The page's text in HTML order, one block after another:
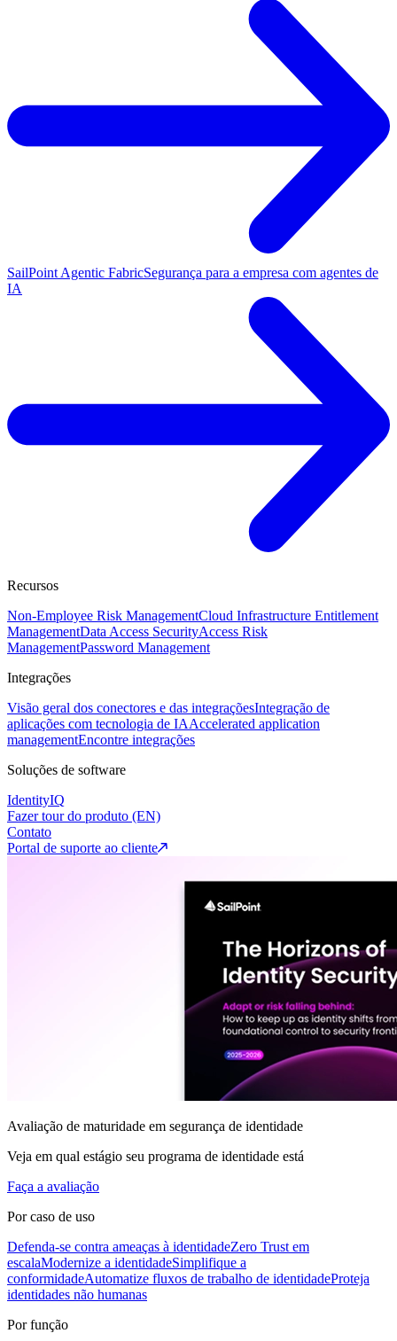
SailPoint Agentic FabricSegurança para a empresa com agentes de
IA
Recursos
Non-Employee Risk ManagementCloud Infrastructure Entitlement
ManagementData Access SecurityAccess Risk
ManagementPassword Management
Integrações
Visão geral dos conectores e das integraçõesIntegração de
aplicações com tecnologia de IAAccelerated application
managementEncontre integrações
Soluções de software
IdentityIQ
Fazer tour do produto (EN)
Contato
Portal de suporte ao cliente
Avaliação de maturidade em segurança de identidade
Veja em qual estágio seu programa de identidade está
Faça a avaliação
Por caso de uso
Defenda-se contra ameaças à identidadeZero Trust em
escalaModernize a identidadeSimplifique a
conformidadeAutomatize fluxos de trabalho de identidadeProteja
identidades não humanas
Por função